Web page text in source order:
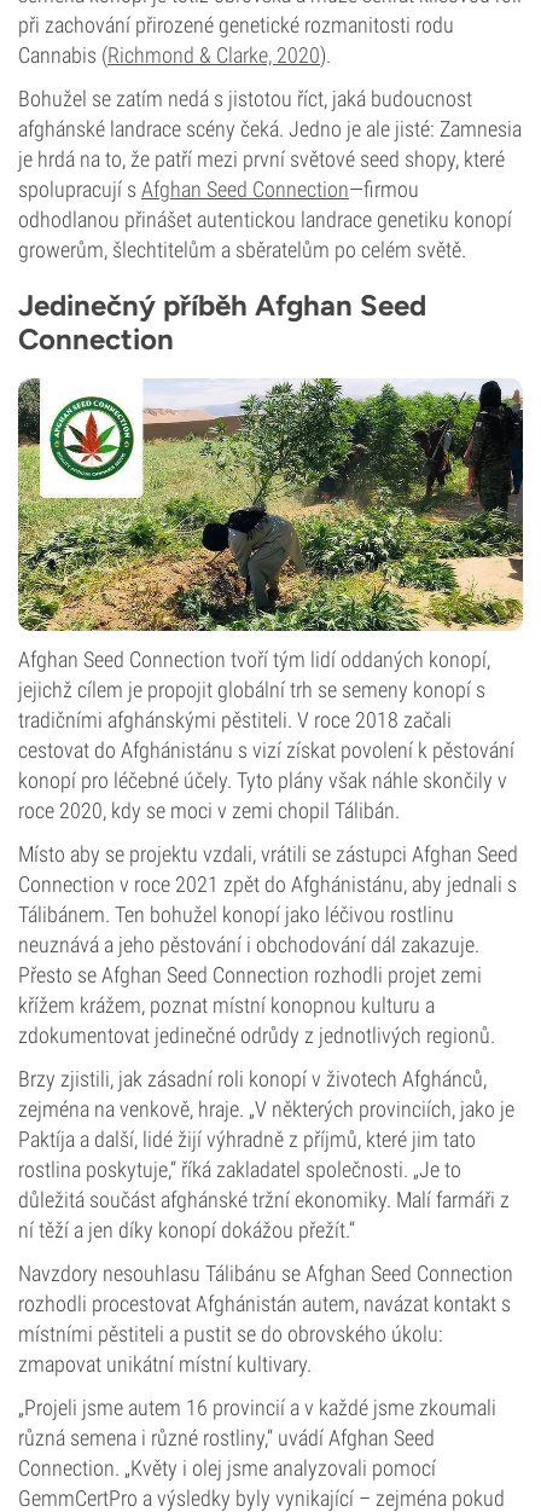
při zachování přirozené genetické rozmanitosti rodu
Cannabis (Richmond & Clarke, 2020).
Bohužel se zatím nedá s jistotou říct, jaká budoucnost
afghánské landrace scény čeká. Jedno je ale jisté: Zamnesia
je hrdá na to, že patří mezi první světové seed shopy, které
spolupracují s Afghan Seed Connection—firmou
odhodlanou přinášet autentickou landrace genetiku konopí
growerům, šlechtitelům a sběratelům po celém světě.
Jedinečný příběh Afghan Seed
Connection
Afghan Seed Connection tvoří tým lidí oddaných konopí,
jejichž cílem je propojit globální trh se semeny konopí s
tradičními afghánskými pěstiteli. V roce 2018 začali
cestovat do Afghánistánu s vizí získat povolení k pěstování
konopí pro léčebné účely. Tyto plány však náhle skončily v
roce 2020, kdy se moci v zemi chopil Tálibán.
Místo aby se projektu vzdali, vrátili se zástupci Afghan Seed
Connection v roce 2021 zpět do Afghánistánu, aby jednali s
Tálibánem. Ten bohužel konopí jako léčivou rostlinu
neuznává a jeho pěstování i obchodování dál zakazuje.
Přesto se Afghan Seed Connection rozhodli projet zemi
křížem krážem, poznat místní konopnou kulturu a
zdokumentovat jedinečné odrůdy z jednotlivých regionů.
Brzy zjistili, jak zásadní roli konopí v životech Afghánců,
zejména na venkově, hraje. „V některých provinciích, jako je
Paktíja a další, lidé žijí výhradně z příjmů, které jim tato
rostlina poskytuje,“ říká zakladatel společnosti. „Je to
důležitá součást afghánské tržní ekonomiky. Malí farmáři z
ní těží a jen díky konopí dokážou přežít.“
Navzdory nesouhlasu Tálibánu se Afghan Seed Connection
rozhodli procestovat Afghánistán autem, navázat kontakt s
místními pěstiteli a pustit se do obrovského úkolu:
zmapovat unikátní místní kultivary.
„Projeli jsme autem 16 provincií a v každé jsme zkoumali
různá semena i různé rostliny,“ uvádí Afghan Seed
Connection. „Květy i olej jsme analyzovali pomocí
GemmCertPro a výsledky byly vynikající – zejména pokud